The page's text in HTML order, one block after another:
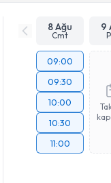
8 Ağu
Cmt
9
09:00
09:30
10:00
10:30
11:00